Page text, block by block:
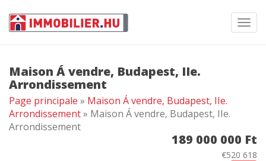
Maison Á vendre, Budapest, IIe.
Arrondissement
Page principale » Maison Á vendre, Budapest, IIe.
Arrondissement» Maison Á vendre, Budapest, IIe.
Arrondissement
189 000 000 Ft
€520 618